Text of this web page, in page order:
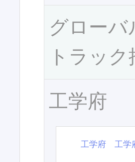
グロー
トラッ
工学府
工学府 工学